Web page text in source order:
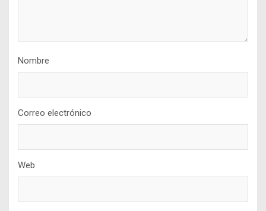
Nombre
Correo electrónico
Web